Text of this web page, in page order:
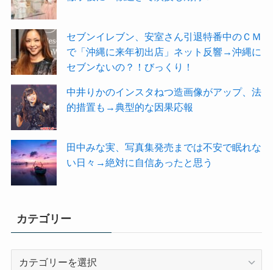
セブンイレブン、安室さん引退特番中のＣＭ
で「沖縄に来年初出店」ネット反響→沖縄に
セブンないの？！びっくり！
中井りかのインスタねつ造画像がアップ、法
的措置も→典型的な因果応報
田中みな実、写真集発売までは不安で眠れな
い日々→絶対に自信あったと思う
カテゴリー